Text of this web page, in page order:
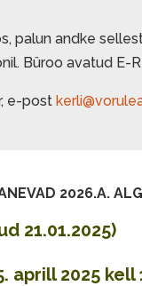
palun andke
Büroo avatud E-
e-post
2026.A.
21.01.2025)
aprill 2025 kell